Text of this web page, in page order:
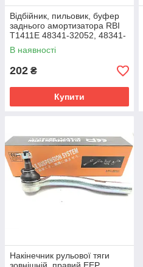
Відбійник, пильовик, буфер
заднього амортизатора RBI
T1411E 48341-32052, 48341-
05010
В наявності
202 ₴
Купити
Накінечник рульової тяги